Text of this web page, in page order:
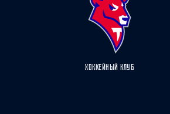
ХОККЕЙНЫЙ КЛУБ